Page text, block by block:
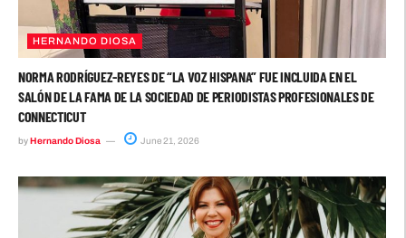
HERNANDO DIOSA
NORMA RODRÍGUEZ-REYES DE “LA VOZ HISPANA” FUE INCLUIDA EN EL
SALÓN DE LA FAMA DE LA SOCIEDAD DE PERIODISTAS PROFESIONALES DE
CONNECTICUT
byHernando Diosa June 21, 2026